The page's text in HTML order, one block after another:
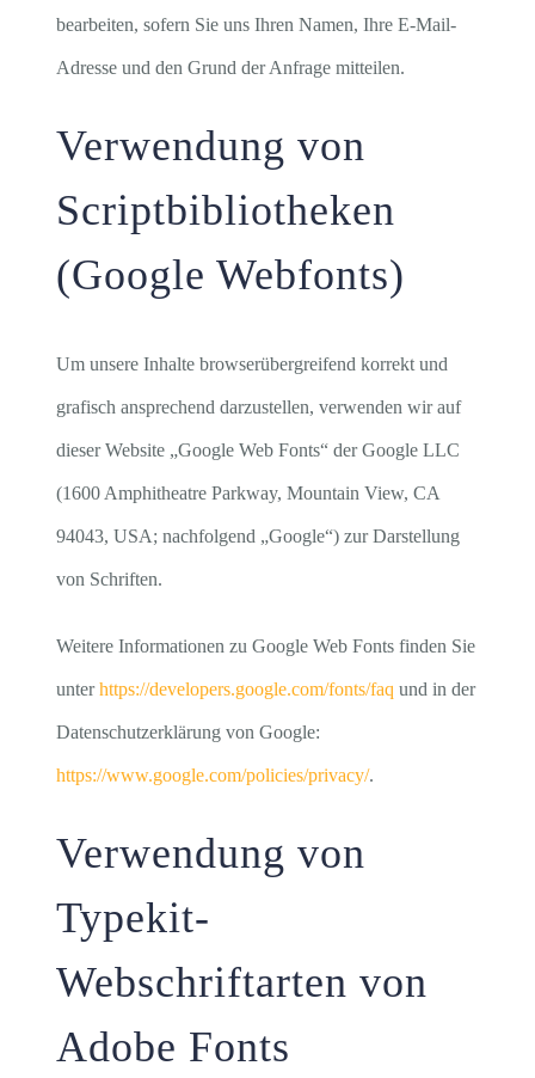
bearbeiten, sofern Sie uns Ihren Namen, Ihre E-Mail-
Adresse und den Grund der Anfrage mitteilen.
Verwendung von
Scriptbibliotheken
(Google Webfonts)
Um unsere Inhalte browserübergreifend korrekt und
grafisch ansprechend darzustellen, verwenden wir auf
dieser Website „Google Web Fonts“ der Google LLC
(1600 Amphitheatre Parkway, Mountain View, CA
94043, USA; nachfolgend „Google“) zur Darstellung
von Schriften.
Weitere Informationen zu Google Web Fonts finden Sie
unterhttps://developers.google.com/fonts/faq und in der
Datenschutzerklärung von Google:
https://www.google.com/policies/privacy/.
Verwendung von
Typekit-
Webschriftarten von
Adobe Fonts